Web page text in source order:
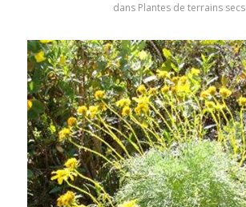
dans Plantes de terrains secs